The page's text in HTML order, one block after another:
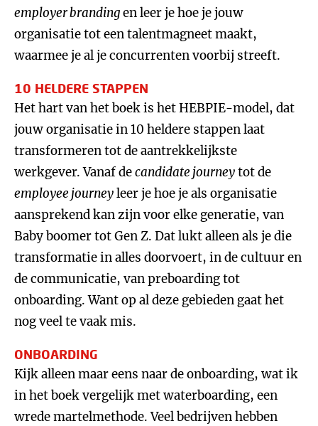
employer brandingen leer je hoe je jouw
organisatie tot een talentmagneet maakt,
waarmee je al je concurrenten voorbij streeft.
10 HELDERE STAPPEN
Het hart van het boek is het HEBPIE-model, dat
jouw organisatie in 10 heldere stappen laat
transformeren tot de aantrekkelijkste
werkgever. Vanaf decandidate journeytot de
employee journeyleer je hoe je als organisatie
aansprekend kan zijn voor elke generatie, van
Baby boomer tot Gen Z. Dat lukt alleen als je die
transformatie in alles doorvoert, in de cultuur en
de communicatie, van preboarding tot
onboarding. Want op al deze gebieden gaat het
nog veel te vaak mis.
ONBOARDING
Kijk alleen maar eens naar de onboarding, wat ik
in het boek vergelijk met waterboarding, een
wrede martelmethode. Veel bedrijven hebben